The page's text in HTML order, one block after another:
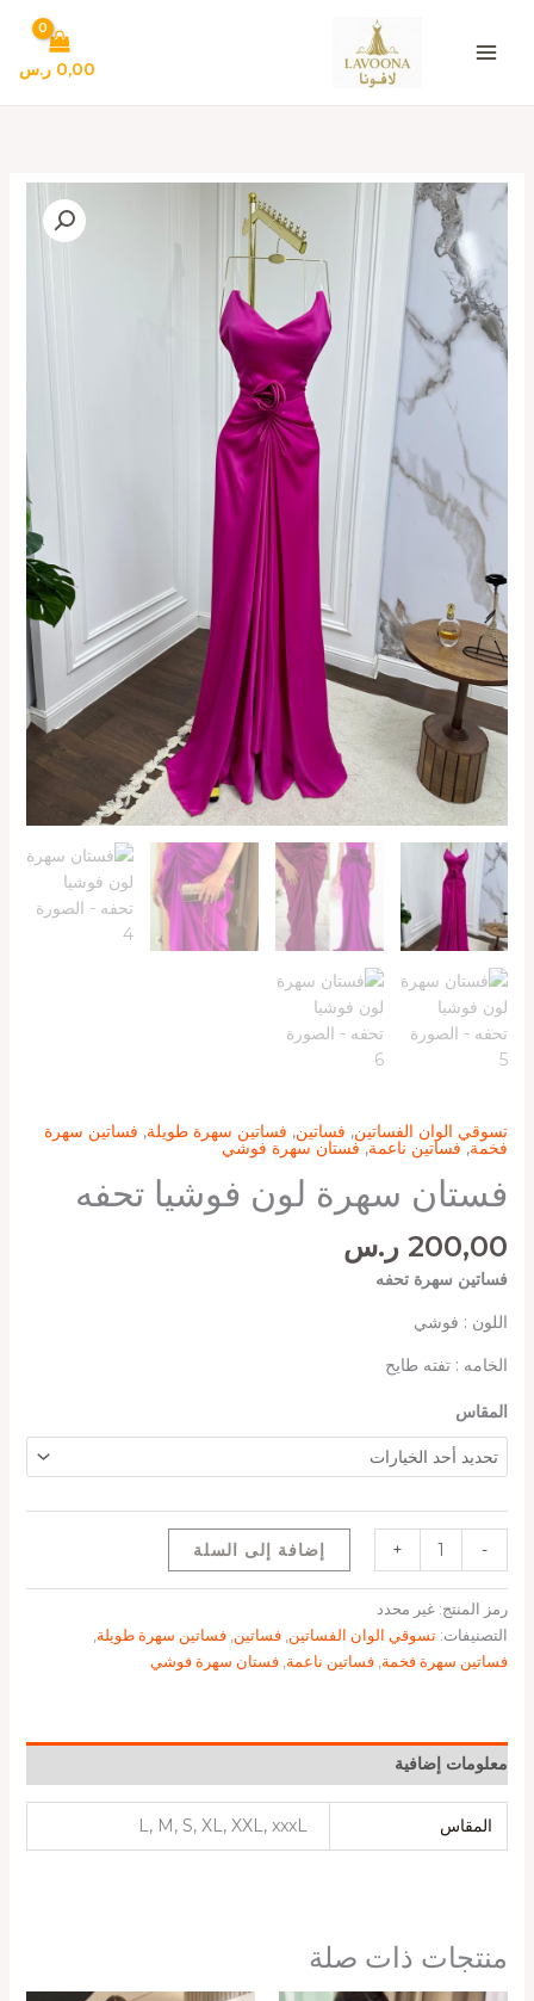
المحتوى
0,00 ر.س
تسوقي الوان الفساتين, فساتين, فساتين سهرة طويلة, فساتين سهرة
فخمة,فساتين ناعمة,فستان سهرة فوشي
فستان سهرة لون فوشيا تحفه
200,00 ر.س
فساتين سهرة تحفه
اللون : فوشي
الخامه : تفته طايح
المقاس
-
كمية
لون
فوشيا
تحفه
+ إضافة إلى السلة
رمز المنتج: غير محدد
التصنيفات: تسوقي الوان الفساتين, فساتين, فساتين سهرة طويلة,
فساتين سهرة فخمة, فساتين ناعمة, فستان سهرة فوشي
معلومات إضافية
المقاس L, M, S, XL, XXL, xxxL
منتجات ذات صلة